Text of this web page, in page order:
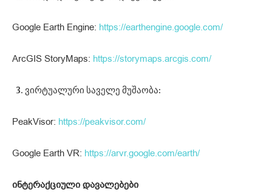
Google Earth Engine: https://earthengine.google.com/
ArcGIS StoryMaps: https://storymaps.arcgis.com/
ვირტუალური საველე მუშაობა:
PeakVisor: https://peakvisor.com/
Google Earth VR: https://arvr.google.com/earth/
ინტერაქციული დავალებები